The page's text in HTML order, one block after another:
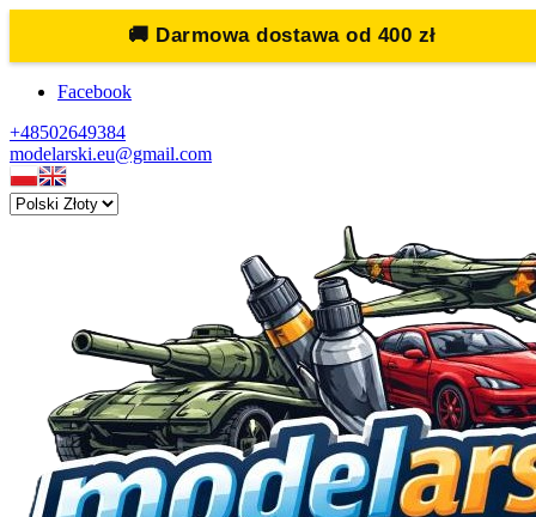
🚚 Darmowa dostawa od 400 zł
Facebook
+48502649384
modelarski.eu@gmail.com